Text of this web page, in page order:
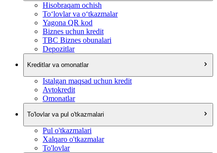
Hisobraqam ochish
To‘lovlar va o‘tkazmalar
Yagona QR kod
Biznes uchun kredit
TBC Biznes obunalari
Depozitlar
Kreditlar va omonatlar
Istalgan maqsad uchun kredit
Avtokredit
Omonatlar
To'lovlar va pul o'tkazmalari
Pul o'tkazmalari
Xalqaro o'tkazmalar
To'lovlar